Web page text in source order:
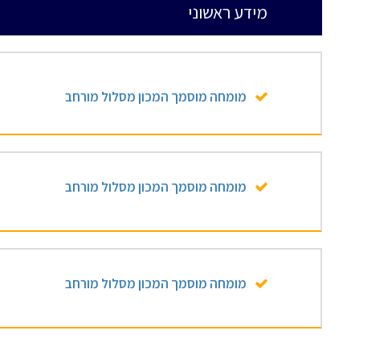
מידע ראשוני
מומחה מוסמך המכון מסלול מורחב
מומחה מוסמך המכון מסלול מורחב
מומחה מוסמך המכון מסלול מורחב